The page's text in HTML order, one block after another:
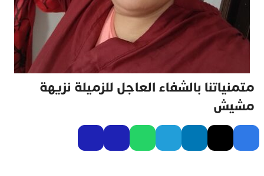
متمنياتنا بالشفاء العاجل للزميلة نزيهة
مشيش